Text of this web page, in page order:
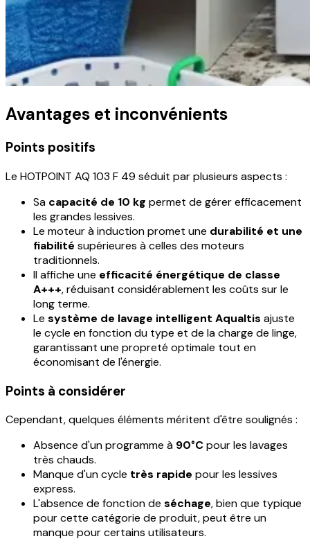
Avantages et inconvénients
Points positifs
Le HOTPOINT AQ 103 F 49 séduit par plusieurs aspects :
Sa capacité de 10 kg permet de gérer efficacement
les grandes lessives.
Le moteur à induction promet une durabilité et une
fiabilité supérieures à celles des moteurs
traditionnels.
Il affiche une efficacité énergétique de classe
A+++, réduisant considérablement les coûts sur le
long terme.
Le système de lavage intelligent Aqualtis ajuste
le cycle en fonction du type et de la charge de linge,
garantissant une propreté optimale tout en
économisant de l'énergie.
Points à considérer
Cependant, quelques éléments méritent d'être soulignés :
Absence d'un programme à 90°Cpour les lavages
très chauds.
Manque d'un cycle très rapide pour les lessives
express.
L'absence de fonction de séchage, bien que typique
pour cette catégorie de produit, peut être un
manque pour certains utilisateurs.